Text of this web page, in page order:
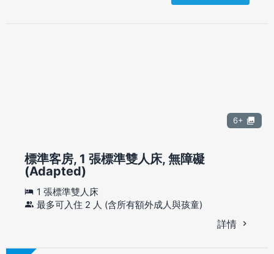
6+
標準客房, 1 張標準雙人床, 無障礙
(Adapted)
1 張標準雙人床
最多可入住 2 人 (含所有額外成人與孩童)
詳情